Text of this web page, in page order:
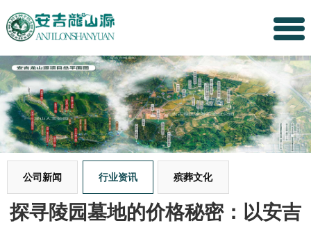
公司新闻 行业资讯 殡葬文化
探寻陵园墓地的价格秘密：以安吉